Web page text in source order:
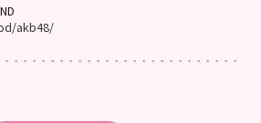
akb48/